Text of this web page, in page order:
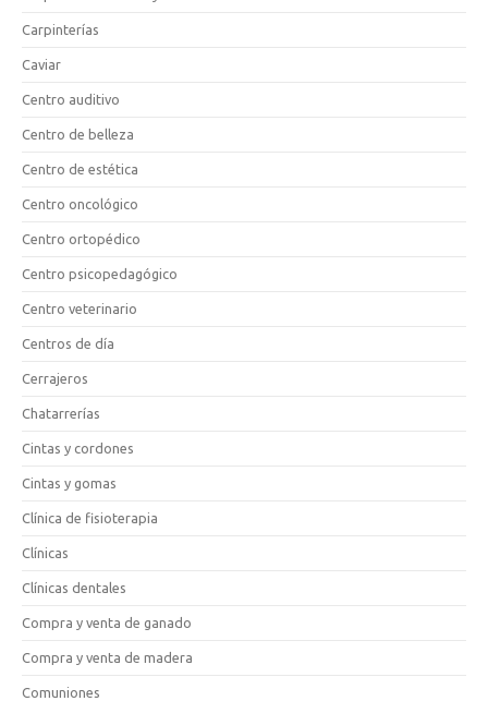
Carpinterías
Caviar
Centro auditivo
Centro de belleza
Centro de estética
Centro oncológico
Centro ortopédico
Centro psicopedagógico
Centro veterinario
Centros de día
Cerrajeros
Chatarrerías
Cintas y cordones
Cintas y gomas
Clínica de fisioterapia
Clínicas
Clínicas dentales
Compra y venta de ganado
Compra y venta de madera
Comuniones